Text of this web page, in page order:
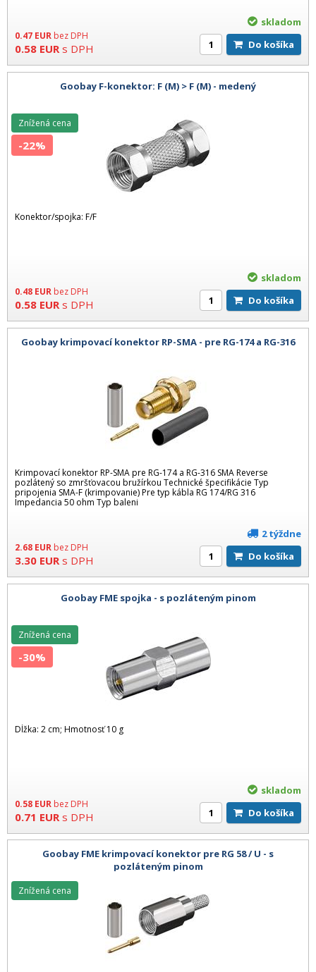
0.47 EUR bez DPH
0.58 EUR s DPH
skladom
Do košíka
Goobay F-konektor: F (M) > F (M) - medený
Konektor/spojka: F/F
0.48 EUR bez DPH
0.58 EUR s DPH
Znížená cena
-22%
skladom
Do košíka
Goobay krimpovací konektor RP-SMA - pre RG-174 a RG-316
Krimpovací konektor RP-SMA pre RG-174 a RG-316 SMA Reverse
pozlátený so zmršťovacou bružírkou Technické špecifikácie Typ
pripojenia SMA-F (krimpovanie) Pre typ kábla RG 174/RG 316
Impedancia 50 ohm Typ baleni
2.68 EUR bez DPH
3.30 EUR s DPH
2 týždne
Do košíka
Goobay FME spojka - s pozláteným pinom
Dĺžka: 2 cm; Hmotnosť 10 g
0.58 EUR bez DPH
0.71 EUR s DPH
Znížená cena
-30%
skladom
Do košíka
Goobay FME krimpovací konektor pre RG 58 / U - s
pozláteným pinom
Znížená cena